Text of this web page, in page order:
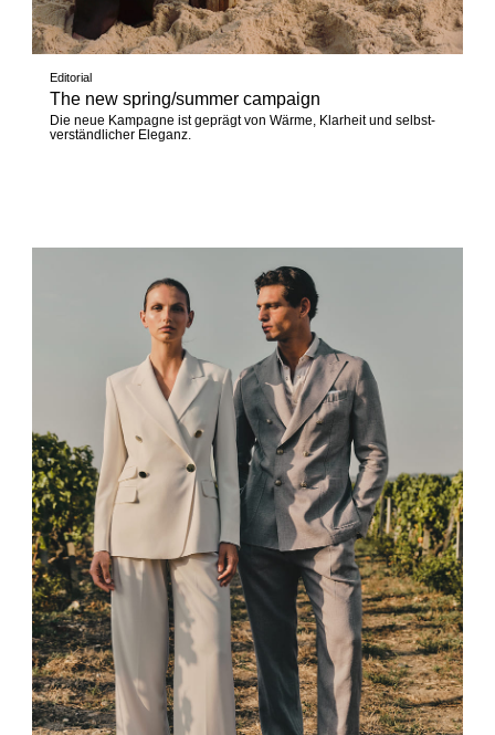
Editorial
The new spring/summer campaign
Die neue Kampagne ist geprägt von Wärme, Klarheit und selbst-
verständlicher Eleganz.